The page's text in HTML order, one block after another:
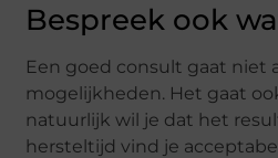
Bespreek ook
Een goed consult gaat niet
mogelijkheden. Het gaat
natuurlijk wil je dat het
hersteltijd vind je